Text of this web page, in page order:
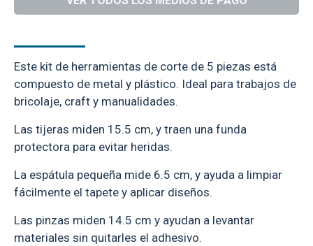
Este kit de herramientas de corte de 5 piezas está
compuesto de metal y plástico. Ideal para trabajos de
bricolaje, craft y manualidades.
Las tijeras miden 15.5 cm, y traen una funda
protectora para evitar heridas.
La espátula pequeña mide 6.5 cm, y ayuda a limpiar
fácilmente el tapete y aplicar diseños.
Las pinzas miden 14.5 cm y ayudan a levantar
materiales sin quitarles el adhesivo.